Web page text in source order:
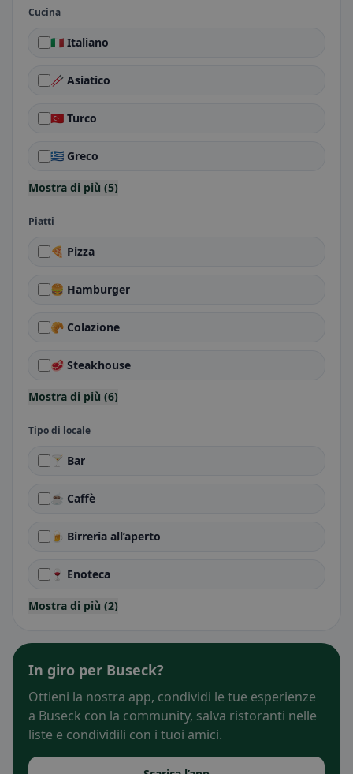
Cucina
🇮🇹 Italiano
🥢 Asiatico
🇹🇷 Turco
🇬🇷 Greco
Mostra di più (5)
Piatti
🍕 Pizza
🍔 Hamburger
🥐 Colazione
🥩 Steakhouse
Mostra di più (6)
Tipo di locale
🍸 Bar
☕ Caffè
🍺 Birreria all’aperto
🍷 Enoteca
Mostra di più (2)
In giro per Buseck?
Ottieni la nostra app, condividi le tue esperienze
a Buseck con la community, salva ristoranti nelle
liste e condividili con i tuoi amici.